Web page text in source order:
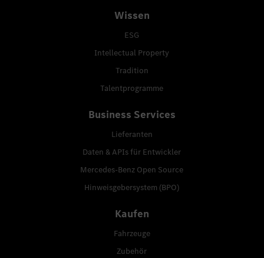
Wissen
ESG
Intellectual Property
Tradition
Talentprogramme
Business Services
Lieferanten
Daten & APIs für Entwickler
Mercedes-Benz Open Source
Hinweisgebersystem (BPO)
Kaufen
Fahrzeuge
Zubehör